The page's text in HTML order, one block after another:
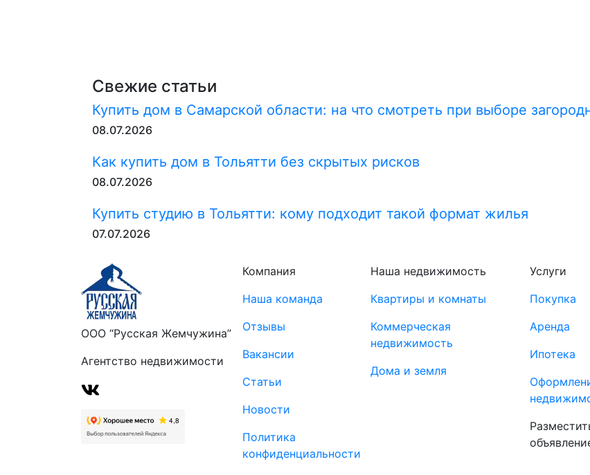
Свежие статьи
Купить дом в Самарской области: на что смотреть при выборе
08.07.2026
Как купить дом в Тольятти без скрытых рисков
08.07.2026
Купить студию в Тольятти: кому подходит такой формат жилья
07.07.2026
ООО “Русская Жемчужина”
Агентство недвижимости
Компания
Наша команда
Отзывы
Вакансии
Статьи
Новости
Политика
конфиденциальности
Наша недвижимость
Квартиры и комнаты
Коммерческая
недвижимость
Дома и земля
Услуги
Покупка
Аренда
Ипотека